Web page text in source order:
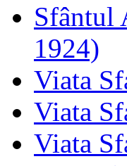
Sfântul
1924)
Viata
Viata
Viata